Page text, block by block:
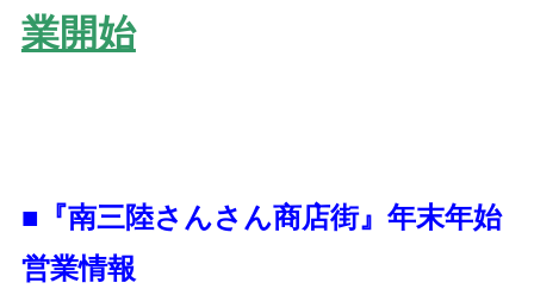
業開始
■『南三陸さんさん商店街』年末年始
営業情報